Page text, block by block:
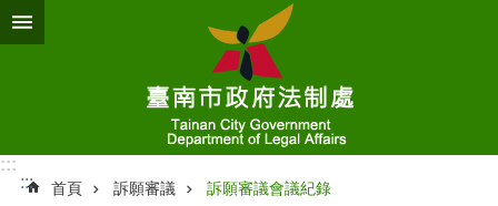
跳到主要內容區塊
:::
:::
首頁 訴願審議 訴願審議會議紀錄